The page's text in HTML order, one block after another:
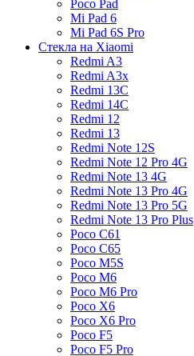
Poco Pad
Mi Pad 6
Mi Pad 6S Pro
Стекла на Xiaomi
Redmi A3
Redmi A3x
Redmi 13C
Redmi 14C
Redmi 12
Redmi 13
Redmi Note 12S
Redmi Note 12 Pro 4G
Redmi Note 13 4G
Redmi Note 13 Pro 4G
Redmi Note 13 Pro 5G
Redmi Note 13 Pro Plus
Poco C61
Poco C65
Poco M5S
Poco M6
Poco M6 Pro
Poco X6
Poco X6 Pro
Poco F5
Poco F5 Pro